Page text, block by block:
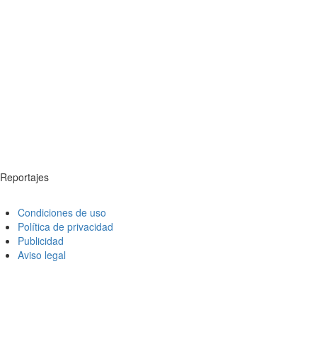
Reportajes
Condiciones de uso
Política de privacidad
Publicidad
Aviso legal